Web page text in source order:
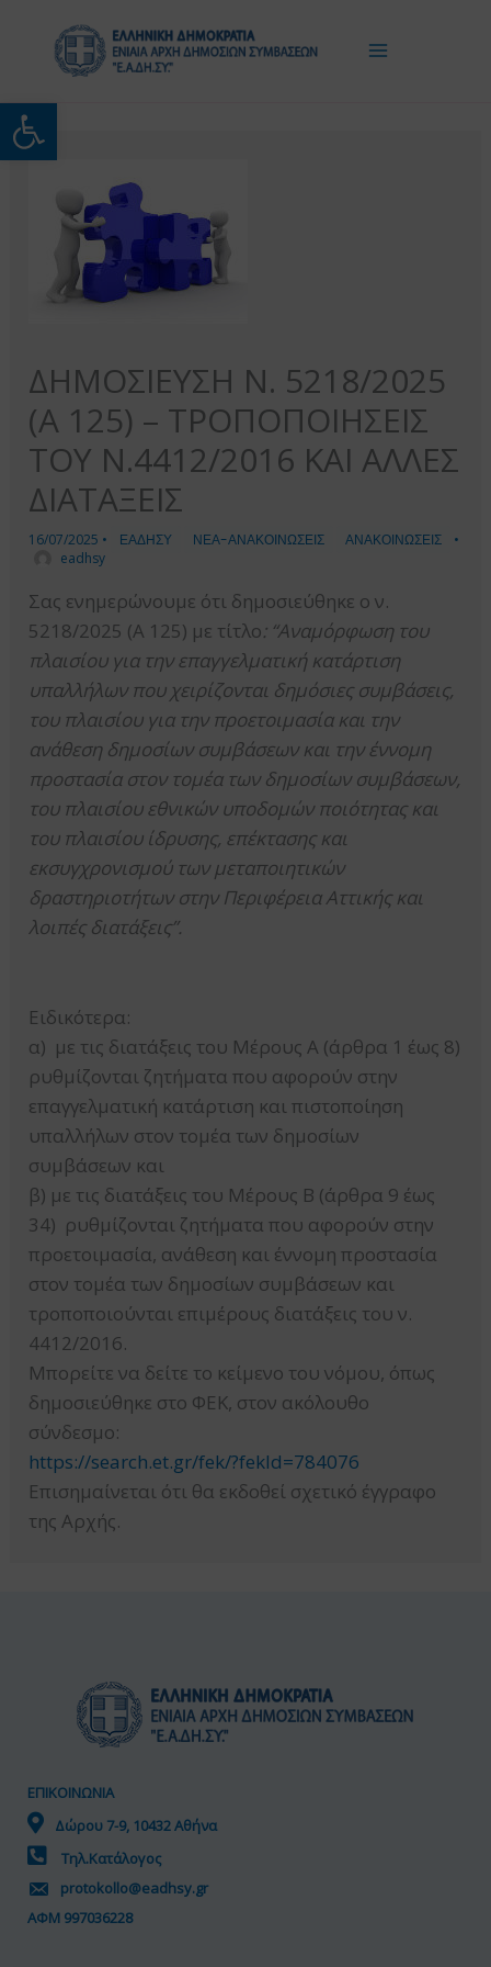
Ανοίξτε τη γραμμή
περιεχόμενο
ΔΗΜΟΣΙΕΥΣΗ Ν. 5218/2025
(Α 125) – ΤΡΟΠΟΠΟΙΗΣΕΙΣ
ΤΟΥ Ν.4412/2016 ΚΑΙ ΑΛΛΕΣ
ΔΙΑΤΑΞΕΙΣ
16/07/2025 • ΕΑΔΗΣΥ ΝΕΑ-ΑΝΑΚΟΙΝΩΣΕΙΣ ΑΝΑΚΟΙΝΩΣΕΙΣ
•
eadhsy
Σας ενημερώνουμε ότι δημοσιεύθηκε ο ν.
5218/2025 (Α 125) με τίτλο: “Αναμόρφωση του
πλαισίου για την επαγγελματική κατάρτιση
υπαλλήλων που χειρίζονται δημόσιες συμβάσεις,
του πλαισίου για την προετοιμασία και την
ανάθεση δημοσίων συμβάσεων και την έννομη
προστασία στον τομέα των δημοσίων συμβάσεων,
του πλαισίου εθνικών υποδομών ποιότητας και
του πλαισίου ίδρυσης, επέκτασης και
εκσυγχρονισμού των μεταποιητικών
δραστηριοτήτων στην Περιφέρεια Αττικής και
λοιπές διατάξεις”.
Ειδικότερα:
α) με τις διατάξεις του Μέρους Α (άρθρα 1 έως 8)
ρυθμίζονται ζητήματα που αφορούν στην
επαγγελματική κατάρτιση και πιστοποίηση
υπαλλήλων στον τομέα των δημοσίων
συμβάσεων και
β) με τις διατάξεις του Μέρους Β (άρθρα 9 έως
34) ρυθμίζονται ζητήματα που αφορούν στην
προετοιμασία, ανάθεση και έννομη προστασία
στον τομέα των δημοσίων συμβάσεων και
τροποποιούνται επιμέρους διατάξεις του ν.
4412/2016.
Μπορείτε να δείτε το κείμενο του νόμου, όπως
δημοσιεύθηκε στο ΦΕΚ, στον ακόλουθο
σύνδεσμο:
https://search.et.gr/fek/?fekId=784076
Επισημαίνεται ότι θα εκδοθεί σχετικό έγγραφο
της Αρχής.
ΕΠΙΚΟΙΝΩΝΙΑ
Δώρου 7-9, 10432 Αθήνα
Τηλ.Κατάλογος
protokollo@eadhsy.gr
ΑΦΜ 997036228